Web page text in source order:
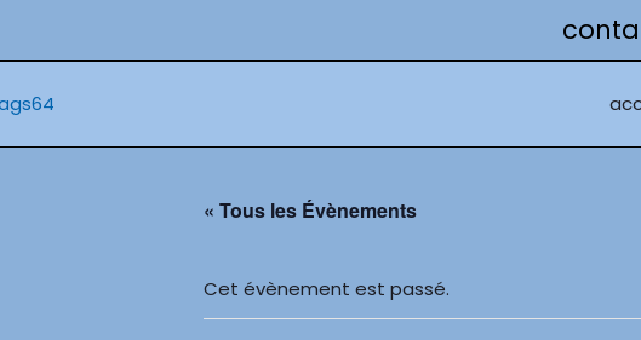
« Tous les Évènements
Cet évènement est passé.